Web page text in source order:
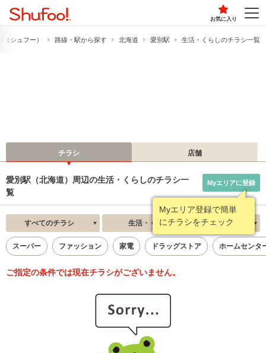
お気に入り
シュフー） 路線・駅から探す 北海道 愛別駅 生活・くらしのチラシ一覧
チラシ 店舗
愛別駅（北海道）周辺の生活・くらしのチラシ一
覧
Myエリア登録で簡単
にチラシをチェック
Myエリアに登録
すべてのチラシ 生活・くらし 新着順
スーパー ファッション 家電 ドラッグストア ホームセンタ
ご指定の条件では現在チラシがございません。